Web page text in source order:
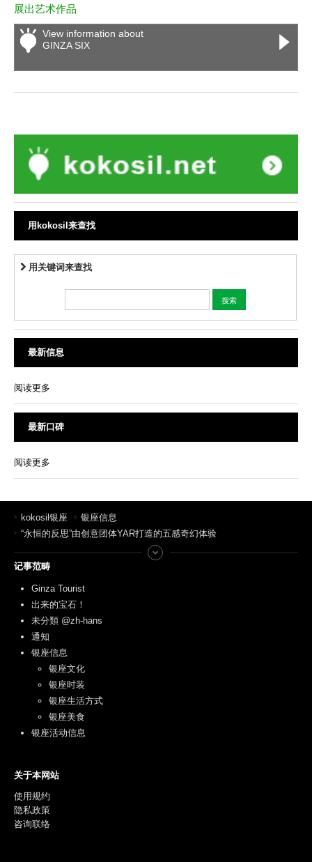
展出艺术作品
View information about
GINZA SIX
用kokosil来查找
用关键词来查找
最新信息
阅读更多
最新口碑
阅读更多
kokosil银座
银座信息
“永恒的反思”由创意团体YAR打造的五感奇幻体验
记事范畴
Ginza Tourist
出来的宝石！
未分類 @zh-hans
通知
银座信息
银座文化
银座时装
银座生活方式
银座美食
银座活动信息
关于本网站
使用规约
隐私政策
咨询联络